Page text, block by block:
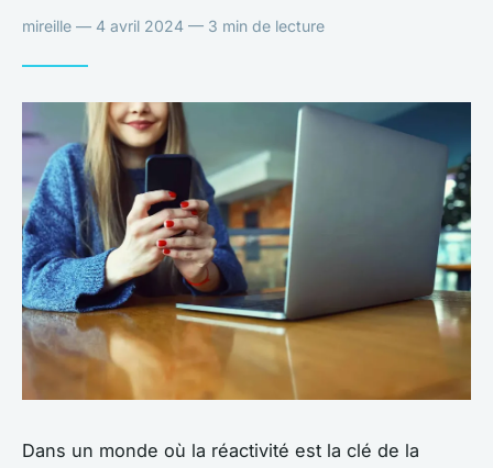
mireille — 4 avril 2024 — 3 min de lecture
Dans un monde où la réactivité est la clé de la